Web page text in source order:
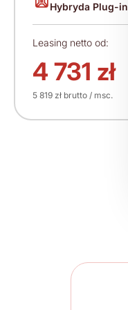
Hybryda Plug-in
Leasing netto od:
4 731 zł
5 819 zł brutto / msc.